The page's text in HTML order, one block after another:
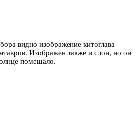
видно изображение китоглава —
Изображен также и слон, но он
помешало.